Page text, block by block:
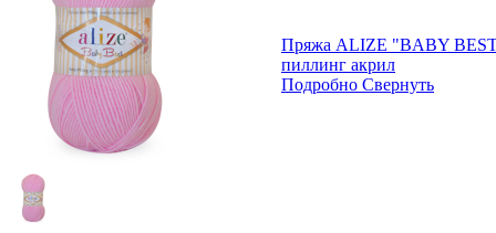
Пряжа ALIZE "BABY
пиллинг акрил
Подробно Свернуть